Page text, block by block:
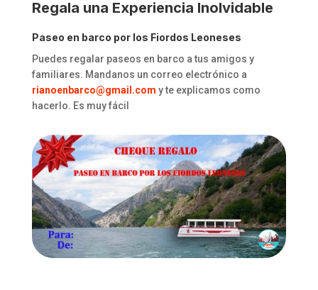
Regala una Experiencia Inolvidable
Paseo en barco por los Fiordos Leoneses
Puedes regalar paseos en barco a tus amigos y
familiares. Mandanos un correo electrónico a
rianoenbarco@gmail.com y te explicamos como
hacerlo. Es muy fácil